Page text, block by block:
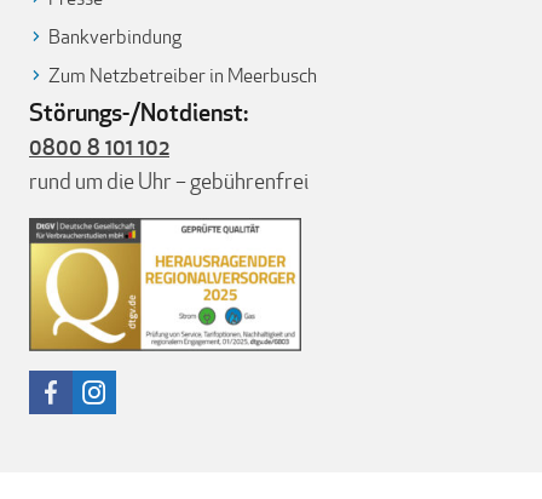
Bankverbindung
Zum Netzbetreiber in Meerbusch
Störungs-/Notdienst:
0800 8 101 102
rund um die Uhr – gebührenfrei